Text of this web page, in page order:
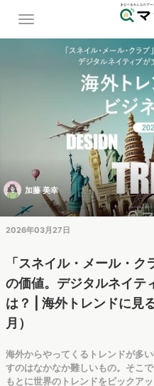
加藤 美幸
2026年03月27日
「スネイル・メール・
の価値。デジタルネイテ
は？ | 海外トレンドに見
月）
海外からやってくるトレンドが多
すのはなかなか難しいもの。そこ
もとに世界のトレンドをピックア